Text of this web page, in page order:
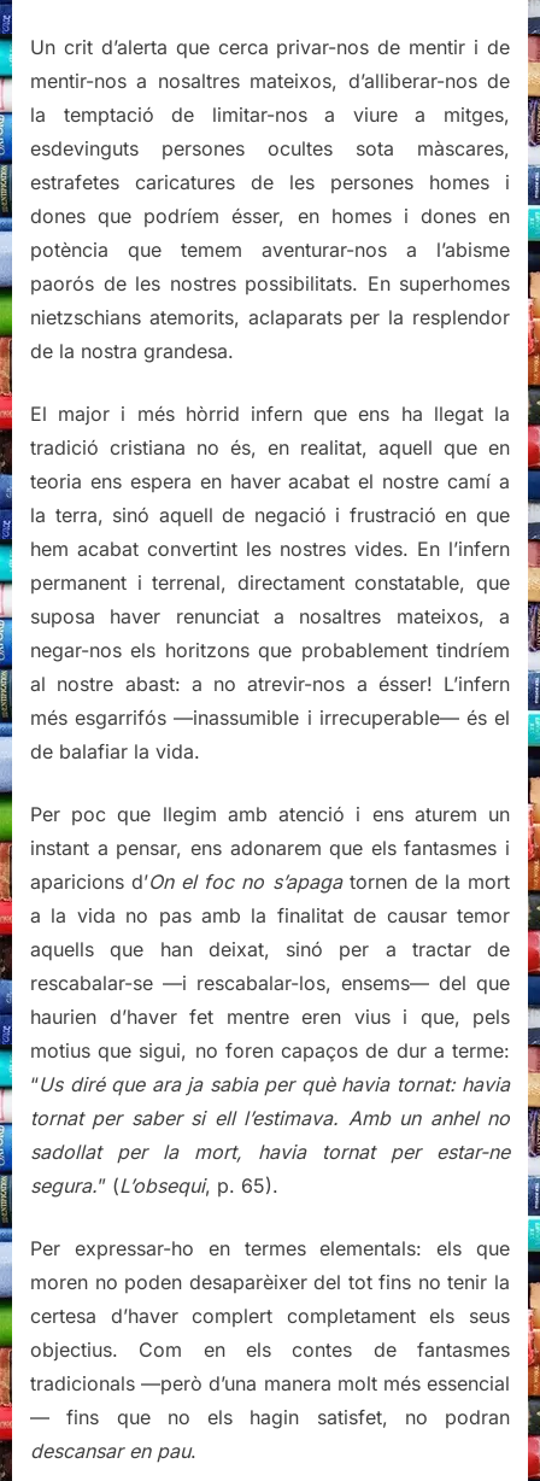
Un crit d’alerta que cerca privar-nos de mentir i de
mentir-nos a nosaltres mateixos, d’alliberar-nos de
la temptació de limitar-nos a viure a mitges,
esdevinguts persones ocultes sota màscares,
estrafetes caricatures de les persones homes i
dones que podríem ésser, en homes i dones en
potència que temem aventurar-nos a l’abisme
paorós de les nostres possibilitats. En superhomes
nietzschians atemorits, aclaparats per la resplendor
de la nostra grandesa.
El major i més hòrrid infern que ens ha llegat la
tradició cristiana no és, en realitat, aquell que en
teoria ens espera en haver acabat el nostre camí a
la terra, sinó aquell de negació i frustració en que
hem acabat convertint les nostres vides. En l’infern
permanent i terrenal, directament constatable, que
suposa haver renunciat a nosaltres mateixos, a
negar-nos els horitzons que probablement tindríem
al nostre abast: a no atrevir-nos a ésser! L’infern
més esgarrifós —inassumible i irrecuperable— és el
de balafiar la vida.
Per poc que llegim amb atenció i ens aturem un
instant a pensar, ens adonarem que els fantasmes i
aparicions d’On el foc no s’apagatornen de la mort
a la vida no pas amb la finalitat de causar temor
aquells que han deixat, sinó per a tractar de
rescabalar-se —i rescabalar-los, ensems— del que
haurien d’haver fet mentre eren vius i que, pels
motius que sigui, no foren capaços de dur a terme:
“Us diré que ara ja sabia per què havia tornat: havia
tornat per saber si ell l’estimava. Amb un anhel no
sadollat per la mort, havia tornat per estar-ne
segura.” (L’obsequi, p. 65).
Per expressar-ho en termes elementals: els que
moren no poden desaparèixer del tot fins no tenir la
certesa d’haver complert completament els seus
objectius. Com en els contes de fantasmes
tradicionals —però d’una manera molt més essencial
— fins que no els hagin satisfet, no podran
descansar en pau.